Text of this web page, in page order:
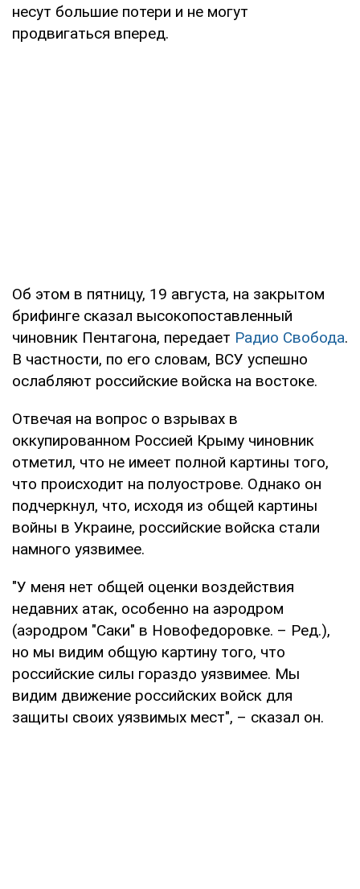
несут большие потери и не могут
продвигаться вперед.
Об этом в пятницу, 19 августа, на закрытом
брифинге сказал высокопоставленный
чиновник Пентагона, передает Радио Свобода.
В частности, по его словам, ВСУ успешно
ослабляют российские войска на востоке.
Отвечая на вопрос о взрывах в
оккупированном Россией Крыму чиновник
отметил, что не имеет полной картины того,
что происходит на полуострове. Однако он
подчеркнул, что, исходя из общей картины
войны в Украине, российские войска стали
намного уязвимее.
"У меня нет общей оценки воздействия
недавних атак, особенно на аэродром
(аэродром "Саки" в Новофедоровке. – Ред.),
но мы видим общую картину того, что
российские силы гораздо уязвимее. Мы
видим движение российских войск для
защиты своих уязвимых мест", – сказал он.